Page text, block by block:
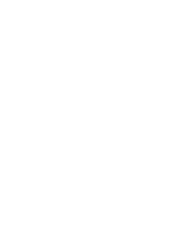
本溪
本溪市